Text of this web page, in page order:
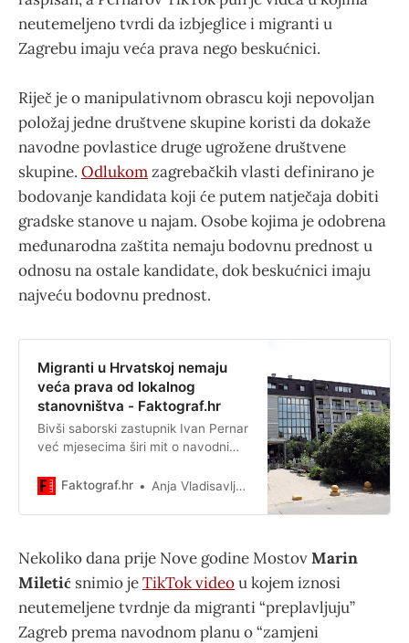
neutemeljeno tvrdi da izbjeglice i migranti u
Zagrebu imaju veća prava nego beskućnici.
Riječ je o manipulativnom obrascu koji nepovoljan
položaj jedne društvene skupine koristi da dokaže
navodne povlastice druge ugrožene društvene
skupine. Odlukomzagrebačkih vlasti definirano je
bodovanje kandidata koji će putem natječaja dobiti
gradske stanove u najam. Osobe kojima je odobrena
međunarodna zaštita nemaju bodovnu prednost u
odnosu na ostale kandidate, dok beskućnici imaju
najveću bodovnu prednost.
Migranti u Hrvatskoj nemaju
veća prava od lokalnog
stanovništva - Faktograf.hr
Bivši saborski zastupnik Ivan Pernar
već mjesecima širi mit o navodnim
migranti.
Faktograf.hr Anja Vladisavljević
Nekoliko dana prije Nove godine MostovMarin
Miletić snimio jeTikTok videou kojem iznosi
neutemeljene tvrdnje da migranti “preplavljuju”
Zagreb prema navodnom planu o “zamjeni